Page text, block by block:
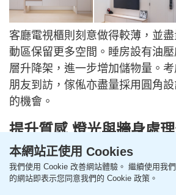
客廳電視櫃則刻意做得較薄，並
動區保留更多空間。睡房設有油
層升降架，進一步增加儲物量。
朋友到訪，傢俬亦盡量採用圓角
的機會。
提升質感 燈光與牆身處
Sam建議，若希望提升單位氣氛
用無主燈或間接照明，例如在天花
於櫃體上下加設隱藏燈帶，利用不
本網站正使用 Cookies
我們使用 Cookie 改善網站體驗。 繼續使用我們
的網站即表示您同意我們的 Cookie 政策。